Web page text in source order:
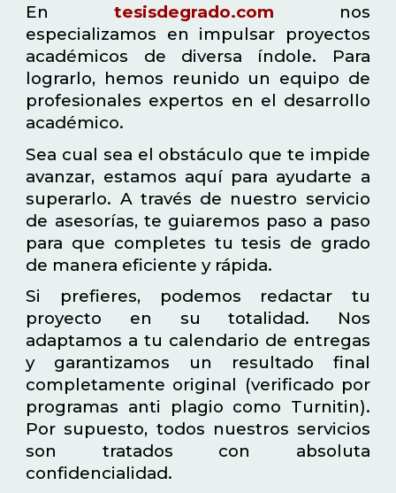
En tesisdegrado.com nos
especializamos en impulsar proyectos
académicos de diversa índole. Para
lograrlo, hemos reunido un equipo de
profesionales expertos en el desarrollo
académico.
Sea cual sea el obstáculo que te impide
avanzar, estamos aquí para ayudarte a
superarlo. A través de nuestro servicio
de asesorías, te guiaremos paso a paso
para que completes tu tesis de grado
de manera eficiente y rápida.
Si prefieres, podemos redactar tu
proyecto en su totalidad. Nos
adaptamos a tu calendario de entregas
y garantizamos un resultado final
completamente original (verificado por
programas anti plagio como Turnitin).
Por supuesto, todos nuestros servicios
son tratados con absoluta
confidencialidad.